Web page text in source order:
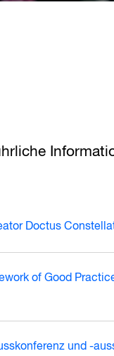
Doctus
of Good
und -